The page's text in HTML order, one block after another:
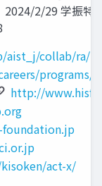
2024/2/29 学振特
aist_j/collab/ra/
programs/
http://
act-x/